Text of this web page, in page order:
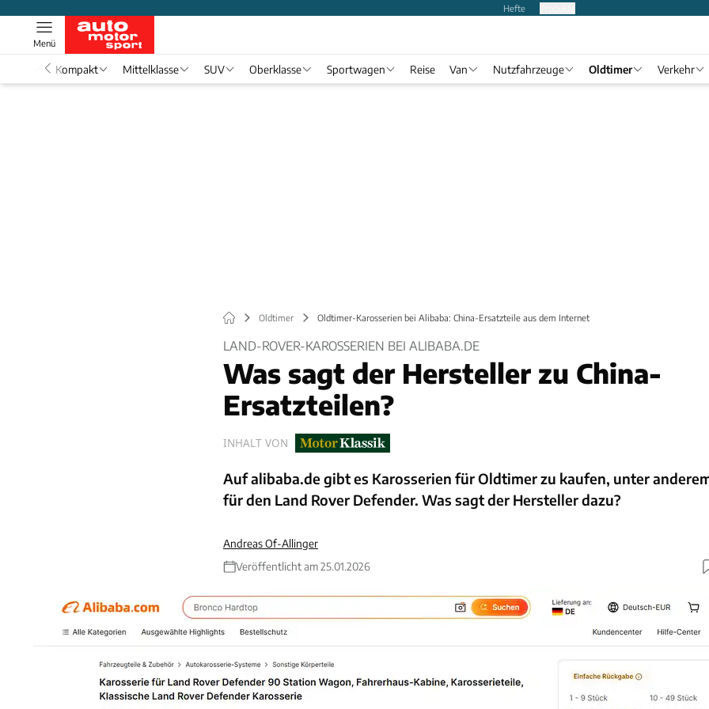
Hefte
Menü
Kompakt Mittelklasse SUV Oberklasse Sportwagen Reise Van Nutzfahrzeuge Oldtimer Verkehr
Oldtimer Oldtimer-Karosserien bei Alibaba: China-Ersatzteile aus dem Internet
LAND-ROVER-KAROSSERIEN BEI ALIBABA.DE
Was sagt der Hersteller zu China-
Ersatzteilen?
INHALT VON
Auf alibaba.de gibt es Karosserien für Oldtimer zu kaufen, unter
für den Land Rover Defender. Was sagt der Hersteller dazu?
Andreas Of-Allinger
Veröffentlicht am 25.01.2026